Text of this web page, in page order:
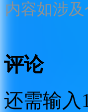
内容如涉
评论
还需输入